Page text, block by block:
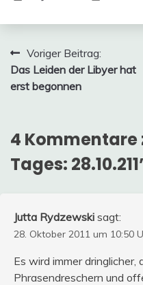
Voriger Beitrag:
Das Leiden der Libyer hat
erst begonnen
4 Kommentare
Tages: 28.10.211
Jutta Rydzewski sagt:
28. Oktober 2011 um 10:50
Es wird immer
Phrasendreschern und